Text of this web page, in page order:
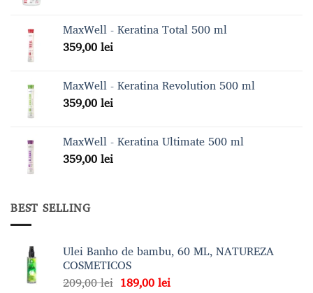
MaxWell - Keratina Total 500 ml
359,00lei
MaxWell - Keratina Revolution 500 ml
359,00lei
MaxWell - Keratina Ultimate 500 ml
359,00lei
BEST SELLING
Ulei Banho de bambu, 60 ML, NATUREZA
COSMETICOS
209,00lei Prețul
189,00leiPrețul